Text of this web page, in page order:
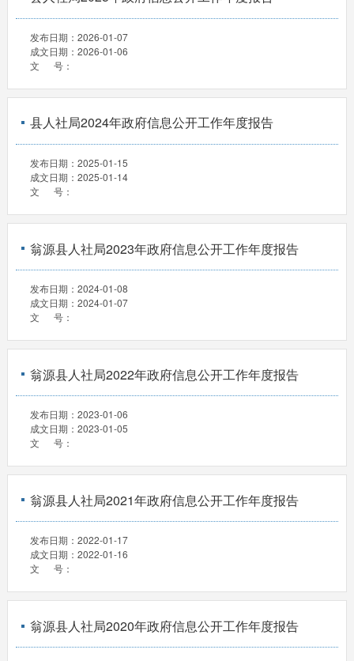
发布日期： 2026-01-07
成文日期： 2026-01-06
文 号：
县人社局2024年政府信息公开工作年度报告
发布日期： 2025-01-15
成文日期： 2025-01-14
文 号：
翁源县人社局2023年政府信息公开工作年度报告
发布日期： 2024-01-08
成文日期： 2024-01-07
文 号：
翁源县人社局2022年政府信息公开工作年度报告
发布日期： 2023-01-06
成文日期： 2023-01-05
文 号：
翁源县人社局2021年政府信息公开工作年度报告
发布日期： 2022-01-17
成文日期： 2022-01-16
文 号：
翁源县人社局2020年政府信息公开工作年度报告